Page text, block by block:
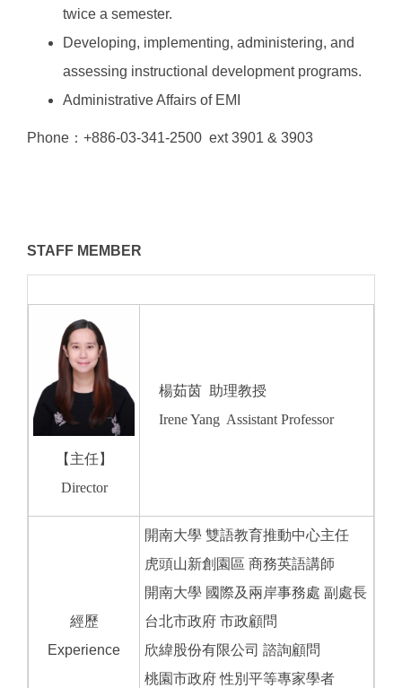
twice a semester.
Developing, implementing, administering, and
assessing instructional development programs.
Administrative Affairs of EMI
Phone：+886-03-341-2500 ext 3901 & 3903
STAFF MEMBER
【主任】
Director
楊茹茵 助理教授
Irene Yang Assistant Professor
經歷
Experience
開南大學 雙語教育推動中心主任
虎頭山新創園區 商務英語講師
開南大學 國際及兩岸事務處 副處長
台北市政府 市政顧問
欣緯股份有限公司 諮詢顧問
桃園市政府 性別平等專家學者